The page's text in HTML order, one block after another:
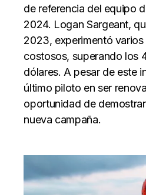
de referencia del equipo
2024. Logan Sargeant,
2023, experimentó
costosos, superando los
dólares. A pesar de este
último piloto en ser
oportunidad de
nueva campaña.